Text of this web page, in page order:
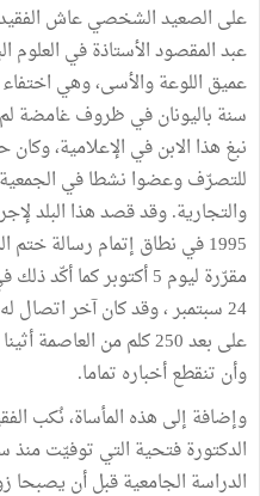
على الصعيد الشخصي عاش
عبد المقصود الأستاذة في
سنة باليونان في ظروف غامضة لم
نبغ هذا الابن في الإعلامية،
للتصرّف وعضوا نشطا في الجمعية
1995 في نطاق إتمام رسالة
مقرّرة ليوم 5 أكتوبر
24 سبتمبر ، وقد كان آخر
على بعد 250 كلم من
وأن تنقطع أخباره تماما.
وإضافة إلى هذه المأساة، نُكب
الدكتورة فتحية التي توفيّت منذ
الدراسة الجامعية قبل أن يصبحا